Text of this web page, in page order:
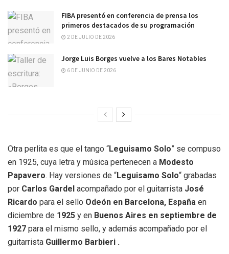
FIBA presentó en conferencia de prensa los
primeros destacados de su programación
2 DE JULIO DE 2026
Jorge Luis Borges vuelve a los Bares Notables
6 DE JUNIO DE 2026
Otra perlita es que el tango “Leguisamo Solo” se compuso
en 1925, cuya letra y música pertenecen a Modesto
Papavero. Hay versiones de “Leguisamo Solo“ grabadas
por Carlos Gardel acompañado por el guitarrista José
Ricardo para el sello Odeón en Barcelona, España en
diciembre de 1925 y en Buenos Aires en septiembre de
1927 para el mismo sello, y además acompañado por el
guitarrista Guillermo Barbieri .